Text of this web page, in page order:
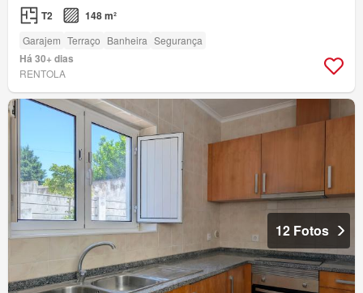
T2 148 m²
Garajem Terraço Banheira Segurança
Há 30+ dias
RENTOLA
12 Fotos